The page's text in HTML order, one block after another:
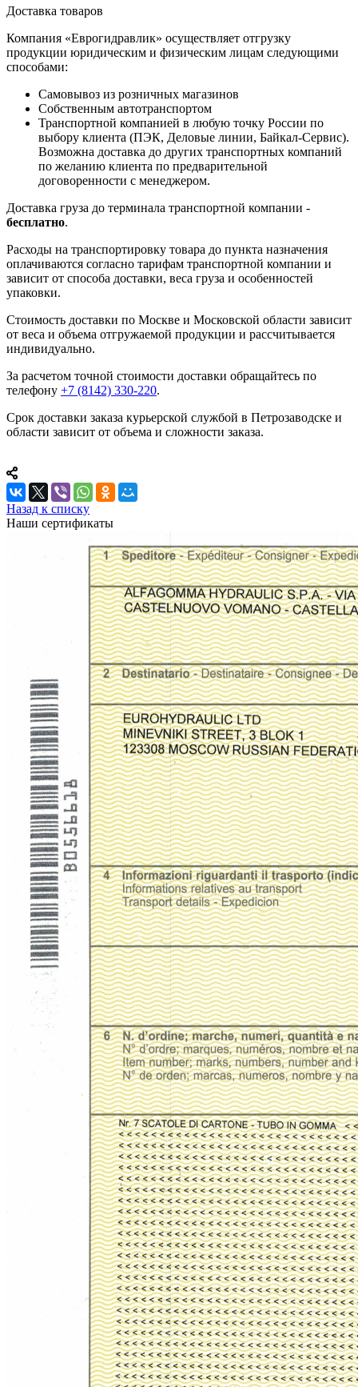
Доставка товаров
Компания «Еврогидравлик» осуществляет отгрузку
продукции юридическим и физическим лицам следующими
способами:
Самовывоз из розничных магазинов
Собственным автотранспортом
Транспортной компанией в любую точку России по
выбору клиента (ПЭК, Деловые линии, Байкал-Сервис).
Возможна доставка до других транспортных компаний
по желанию клиента по предварительной
договоренности с менеджером.
Доставка груза до терминала транспортной компании -
бесплатно.
Расходы на транспортировку товара до пункта назначения
оплачиваются согласно тарифам транспортной компании и
зависит от способа доставки, веса груза и особенностей
упаковки.
Стоимость доставки по Москве и Московской области зависит
от веса и объема отгружаемой продукции и рассчитывается
индивидуально.
За расчетом точной стоимости доставки обращайтесь по
телефону +7 (8142) 330-220.
Срок доставки заказа курьерской службой в Петрозаводске и
области зависит от объема и сложности заказа.
Назад к списку
Наши сертификаты